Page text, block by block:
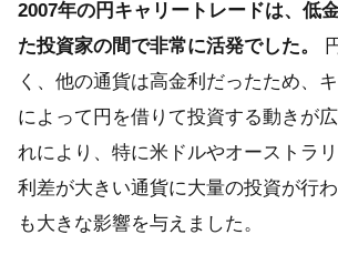
2007年の円キャリートレードは、低
た投資家の間で非常に活発でした。
く、他の通貨は高金利だったため、
によって円を借りて投資する動きが
れにより、特に米ドルやオーストラ
利差が大きい通貨に大量の投資が行
も大きな影響を与えました。